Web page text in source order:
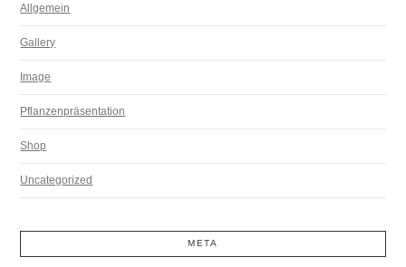
Allgemein
Gallery
Image
Pflanzenpräsentation
Shop
Uncategorized
META